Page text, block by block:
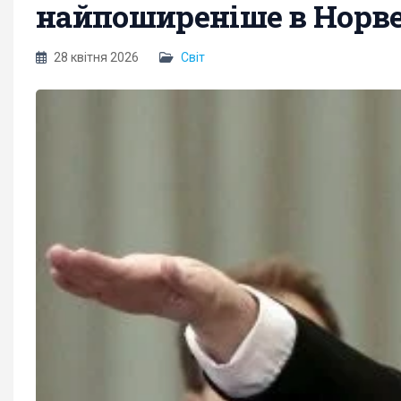
найпоширеніше в
28 квітня 2026 Світ